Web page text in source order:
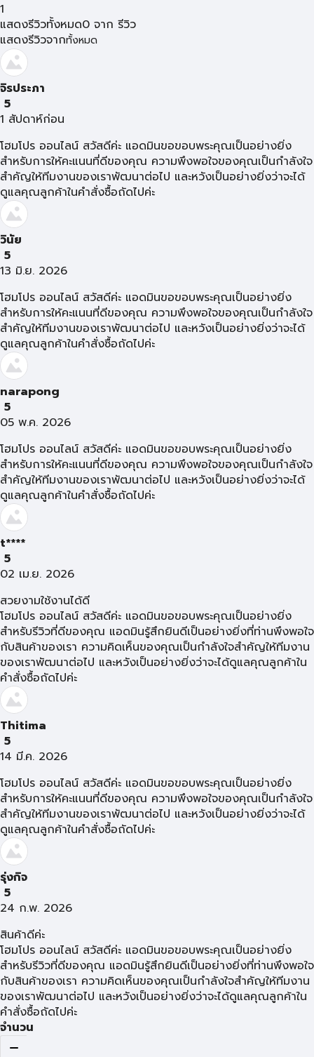
1
แสดงรีวิวทั้งหมด0 จาก รีวิว
แสดงรีวิวจากทั้งหมด
จิรประภา
5
1 สัปดาห์ก่อน
โฮมโปร ออนไลน์ สวัสดีค่ะ แอดมินขอขอบพระคุณเป็นอย่างยิ่ง
สำหรับการให้คะแนนที่ดีของคุณ ความพึงพอใจของคุณเป็นกำลังใจ
สำคัญให้ทีมงานของเราพัฒนาต่อไป และหวังเป็นอย่างยิ่งว่าจะได้
ดูแลคุณลูกค้าในคำสั่งซื้อถัดไปค่ะ
วินัย
5
13 มิ.ย. 2026
โฮมโปร ออนไลน์ สวัสดีค่ะ แอดมินขอขอบพระคุณเป็นอย่างยิ่ง
สำหรับการให้คะแนนที่ดีของคุณ ความพึงพอใจของคุณเป็นกำลังใจ
สำคัญให้ทีมงานของเราพัฒนาต่อไป และหวังเป็นอย่างยิ่งว่าจะได้
ดูแลคุณลูกค้าในคำสั่งซื้อถัดไปค่ะ
narapong
5
05 พ.ค. 2026
โฮมโปร ออนไลน์ สวัสดีค่ะ แอดมินขอขอบพระคุณเป็นอย่างยิ่ง
สำหรับการให้คะแนนที่ดีของคุณ ความพึงพอใจของคุณเป็นกำลังใจ
สำคัญให้ทีมงานของเราพัฒนาต่อไป และหวังเป็นอย่างยิ่งว่าจะได้
ดูแลคุณลูกค้าในคำสั่งซื้อถัดไปค่ะ
t****
5
02 เม.ย. 2026
สวยงามใช้งานได้ดี
โฮมโปร ออนไลน์ สวัสดีค่ะ แอดมินขอขอบพระคุณเป็นอย่างยิ่ง
สำหรับรีวิวที่ดีของคุณ แอดมินรู้สึกยินดีเป็นอย่างยิ่งที่ท่านพึงพอใจ
กับสินค้าของเรา ความคิดเห็นของคุณเป็นกำลังใจสำคัญให้ทีมงาน
ของเราพัฒนาต่อไป และหวังเป็นอย่างยิ่งว่าจะได้ดูแลคุณลูกค้าใน
คำสั่งซื้อถัดไปค่ะ
Thitima
5
14 มี.ค. 2026
โฮมโปร ออนไลน์ สวัสดีค่ะ แอดมินขอขอบพระคุณเป็นอย่างยิ่ง
สำหรับการให้คะแนนที่ดีของคุณ ความพึงพอใจของคุณเป็นกำลังใจ
สำคัญให้ทีมงานของเราพัฒนาต่อไป และหวังเป็นอย่างยิ่งว่าจะได้
ดูแลคุณลูกค้าในคำสั่งซื้อถัดไปค่ะ
รุ่งกิจ
5
24 ก.พ. 2026
สินค้าดีค่ะ
โฮมโปร ออนไลน์ สวัสดีค่ะ แอดมินขอขอบพระคุณเป็นอย่างยิ่ง
สำหรับรีวิวที่ดีของคุณ แอดมินรู้สึกยินดีเป็นอย่างยิ่งที่ท่านพึงพอใจ
กับสินค้าของเรา ความคิดเห็นของคุณเป็นกำลังใจสำคัญให้ทีมงาน
ของเราพัฒนาต่อไป และหวังเป็นอย่างยิ่งว่าจะได้ดูแลคุณลูกค้าใน
คำสั่งซื้อถัดไปค่ะ
จำนวน